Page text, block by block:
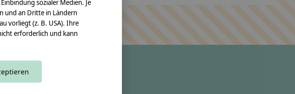
sozialer Medien. Je
und an Dritte in Ländern
vorliegt (z. B. USA). Ihre
erforderlich und kann